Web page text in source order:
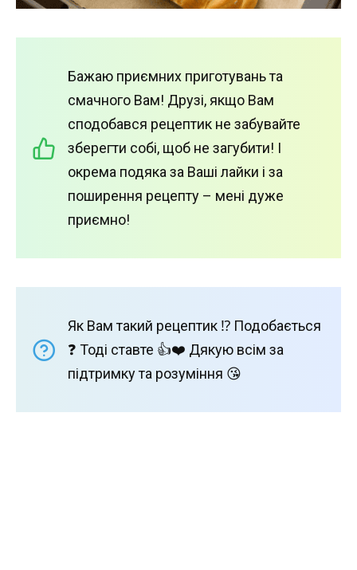
Бажаю приємних приготувань та
смачного Вам! Друзі, якщо Вам
сподобався рецептик не забувайте
зберегти собі, щоб не загубити! І
окрема подяка за Ваші лайки і за
поширення рецепту – мені дуже
приємно!
Як Вам такий рецептик ⁉️ Подобається
❓ Тоді ставте 👍❤️ Дякую всім за
підтримку та розуміння 😘